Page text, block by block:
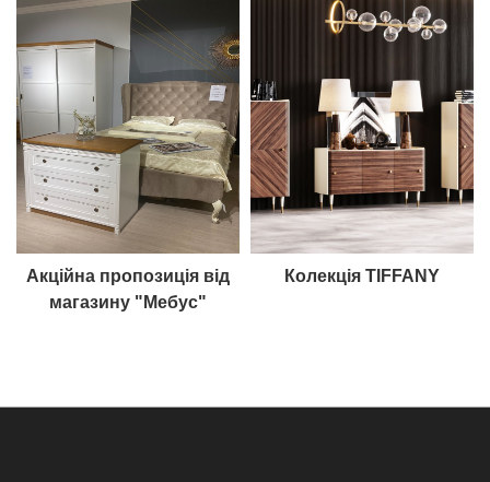
Акційна пропозиція від
магазину "Мебус"
Колекція TIFFANY